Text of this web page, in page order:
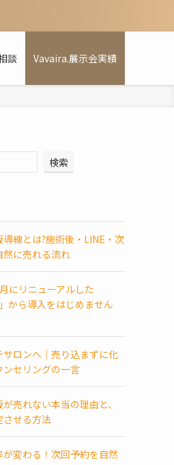
談 Vavaira.展示会実績
検索
線とは?施術後・LINE・次
に売れる流れ
にリニューアルした
から導入をはじめません
ロンへ｜売り込まずに化
セリングの一言
売れない本当の理由と、
せる方法
変わる！次回予約を自然